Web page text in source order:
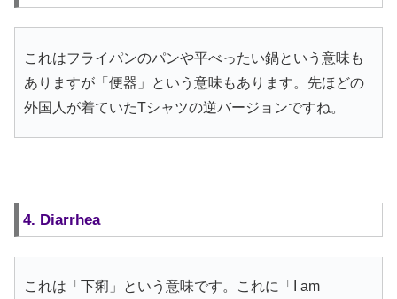
これはフライパンのパンや平べったい鍋という意味も
ありますが「便器」という意味もあります。先ほどの
外国人が着ていたTシャツの逆バージョンですね。
4. Diarrhea
これは「下痢」という意味です。これに「I am